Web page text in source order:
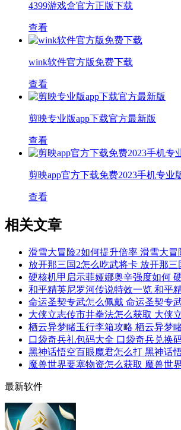
4399游戏盒官方正版下载
查看
wink软件官方版免费下载
查看
剪映专业版app下载官方最新版
查看
剪映app官方下载免费2023手机专业
查看
相关文章
滑雪大冒险2如何提升倍率 滑雪大
放开那三国2怎么吃武将卡 放开那
硬核机甲启示菲娅娜奥辛强度如何
和平精英尼罗河传说特效一览 和平
命运圣契专武怎么佩戴 命运圣契专
大侠立志传市井拳法怎么获取 大侠
栖云异梦睹玉行李箱攻略 栖云异梦
口袋奇兵礼包码大全 口袋奇兵兑换
黑神话悟空百眼魔君怎么打 黑神话
魔兽世界要塞物资怎么获取 魔兽世
最新软件